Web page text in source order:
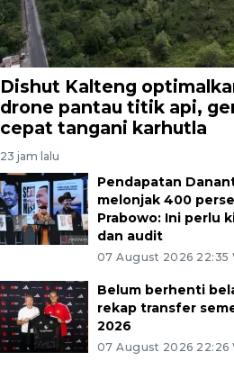
Dishut Kalteng
drone pantau titik api,
cepat tangani karhutla
23 jam lalu
Pendapatan
melonjak 400
Prabowo: Ini perlu
dan audit
07 August 2026 22:35
Belum berhenti
rekap transfer
2026
07 August 2026 22:26